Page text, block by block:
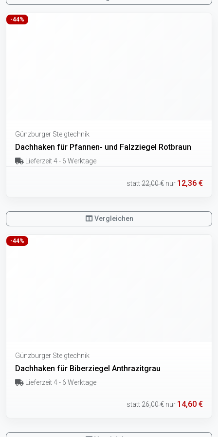
-44%
Günzburger Steigtechnik
Dachhaken für Pfannen- und Falzziegel Rotbraun
Lieferzeit 4 - 6 Werktage
statt22,00 € nur 12,36 €
Vergleichen
-44%
Günzburger Steigtechnik
Dachhaken für Biberziegel Anthrazitgrau
Lieferzeit 4 - 6 Werktage
statt26,00 € nur 14,60 €